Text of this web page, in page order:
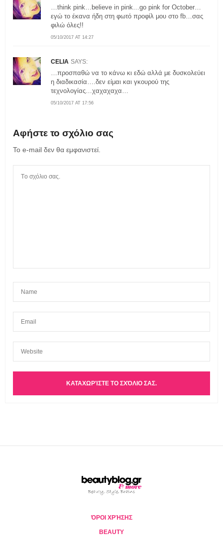
05/10/2017 AT 14:27
…think pink…believe in pink…go pink for October…
εγώ το έκανα ήδη στη φωτό προφίλ μου στο fb…σας
φιλώ όλες!!
CELIA SAYS:
05/10/2017 AT 17:56
…προσπαθώ να το κάνω κι εδώ αλλά με δυσκολεύει
η διαδικασία….δεν είμαι και γκουρού της
τεχνολογίας…χαχαχαχα…
Αφήστε το σχόλιο σας
Το e-mail δεν θα εμφανιστεί.
ΌΡΟΙ ΧΡΉΣΗΣ
BEAUTY